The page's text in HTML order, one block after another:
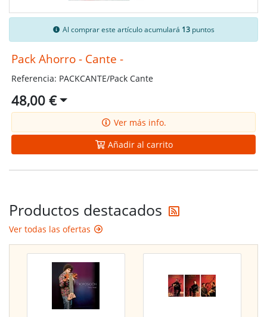
Al comprar este artículo acumulará 13 puntos
Pack Ahorro - Cante -
Referencia: PACKCANTE/Pack Cante
48,00 €
Ver más info.
Añadir al carrito
Productos destacados
Ver todas las ofertas